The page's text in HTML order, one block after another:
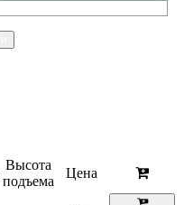
Высота
подъема
Цена